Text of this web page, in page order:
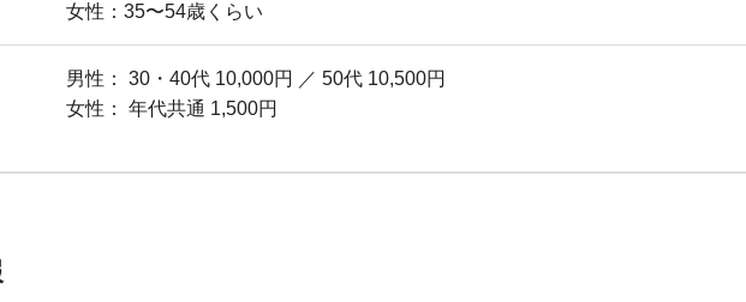
女性：35〜54歳くらい
男性： 30・40代 10,000円 ／ 50代 10,500円
女性：
年代共通 1,500円